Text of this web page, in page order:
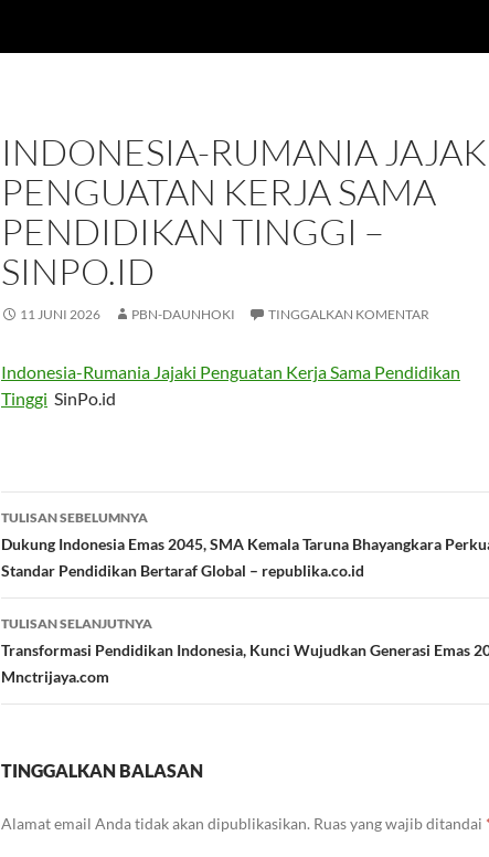
INDONESIA-RUMANIA
PENGUATAN KERJA SAMA
PENDIDIKAN TINGGI –
SINPO.ID
11 JUNI 2026 PBN-DAUNHOKI TINGGALKAN KOMENTAR
Indonesia-Rumania Jajaki Penguatan Kerja Sama Pendidikan
Tinggi SinPo.id
Navigasi
Tulisan
TULISAN SEBELUMNYA
Dukung Indonesia Emas 2045, SMA Kemala Taruna Bhayangkara
Standar Pendidikan Bertaraf Global – republika.co.id
TULISAN SELANJUTNYA
Transformasi Pendidikan Indonesia, Kunci Wujudkan Generasi Emas
Mnctrijaya.com
TINGGALKAN BALASAN
Alamat email Anda tidak akan dipublikasikan. Ruas yang wajib ditandai